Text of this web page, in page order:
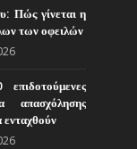
Πώς γίνεται η
των οφειλών
απασχόλησης
ενταχθούν